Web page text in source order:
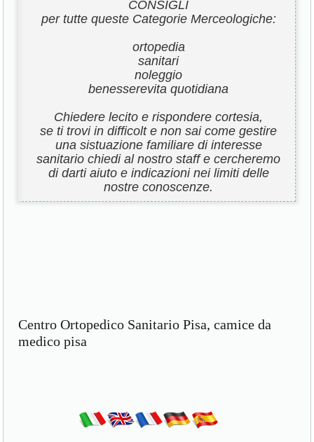
CONSIGLI
per tutte queste Categorie Merceologiche:
ortopedia
sanitari
noleggio
benesserevita quotidiana
Chiedere lecito e rispondere cortesia,
se ti trovi in difficolt e non sai come gestire
una sistuazione familiare di interesse
sanitario chiedi al nostro staff e cercheremo
di darti aiuto e indicazioni nei limiti delle
nostre conoscenze.
Centro Ortopedico Sanitario Pisa, camice da
medico pisa